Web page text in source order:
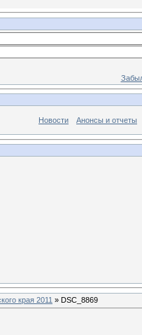
Новости Анонсы и отчеты
края 2011 » DSC_8869